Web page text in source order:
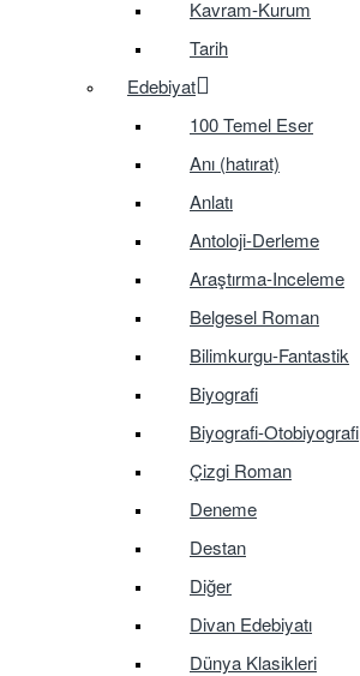
Kavram-Kurum
Tarih
Edebiyat
100 Temel Eser
Anı (hatırat)
Anlatı
Antoloji-Derleme
Araştırma-Inceleme
Belgesel Roman
Bilimkurgu-Fantastik
Biyografi
Biyografi-Otobiyografi
Çizgi Roman
Deneme
Destan
Diğer
Divan Edebiyatı
Dünya Klasikleri